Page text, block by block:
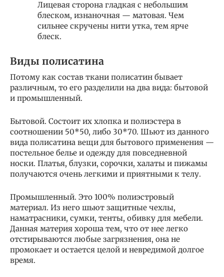
Лицевая сторона гладкая с небольшим
блеском, изнаночная — матовая. Чем
сильнее скручены нити утка, тем ярче
блеск.
Виды полисатина
Потому как состав ткани полисатин бывает
различным, то его разделили на два вида: бытовой
и промышленный.
Бытовой. Состоит их хлопка и полиэстера в
соотношении 50*50, либо 30*70. Шьют из данного
вида полисатина вещи для бытового применения —
постельное белье и одежду для повседневной
носки. Платья, блузки, сорочки, халаты и пижамы
получаются очень легкими и приятными к телу.
Промышленный. Это 100% полиэстровый
материал. Из него шьют защитные чехлы,
наматрасники, сумки, тенты, обивку для мебели.
Данная материя хороша тем, что от нее легко
отстирываются любые загрязнения, она не
промокает и остается целой и невредимой долгое
время.